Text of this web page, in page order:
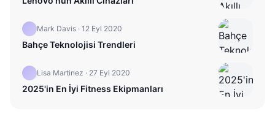
Mark Davis · 12 Eyl 2020
Bahçe Teknolojisi Trendleri
Lisa Martinez · 27 Eyl 2020
2025'in En İyi Fitness Ekipmanları